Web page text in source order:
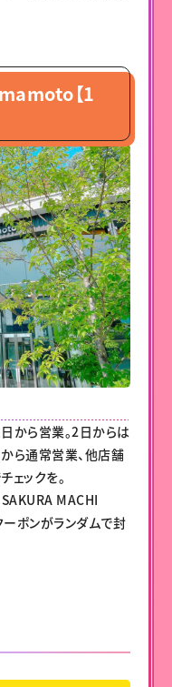
【1
ら営業。2日からは
ら通常営業、他店舗
ックを。
MACHI
ポンがランダムで封